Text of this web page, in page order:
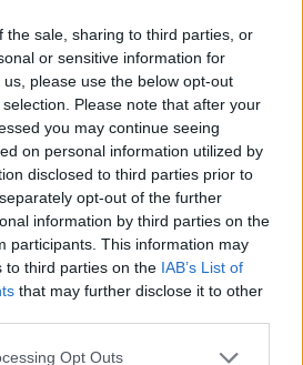
the sale, sharing to third parties, or
or sensitive information for
please use the below opt-out
Please note that after your
you may continue seeing
on personal information utilized by
disclosed to third parties prior to
opt-out of the further
information by third parties on the
participants. This information may
to third parties on the IAB’s List of
that may further disclose it to other
Opt Outs
Soul
Novedades Jazz and Soul
que desees sobre Follaje o 'Yo
(1)